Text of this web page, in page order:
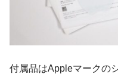
付属品はAppleマークの